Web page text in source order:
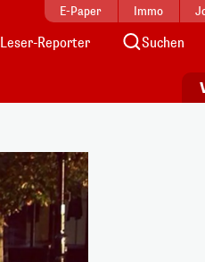
E-Paper Immo
Leser-Reporter Suchen